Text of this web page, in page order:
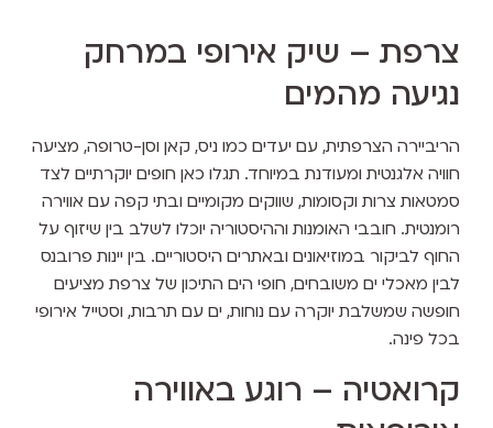
צרפת – שיק אירופי במרחק
נגיעה מהמים
הריביירה הצרפתית, עם יעדים כמו ניס, קאן וסן-טרופה, מציעה
חוויה אלגנטית ומעודנת במיוחד. תגלו כאן חופים יוקרתיים לצד
סמטאות צרות וקסומות, שווקים מקומיים ובתי קפה עם אווירה
רומנטית. חובבי האומנות וההיסטוריה יוכלו לשלב בין שיזוף על
החוף לביקור במוזיאונים ובאתרים היסטוריים. בין יינות פרובנס
לבין מאכלי ים משובחים, חופי הים התיכון של צרפת מציעים
חופשה שמשלבת יוקרה עם נוחות, ים עם תרבות, וסטייל אירופי
בכל פינה.
קרואטיה – רוגע באווירה